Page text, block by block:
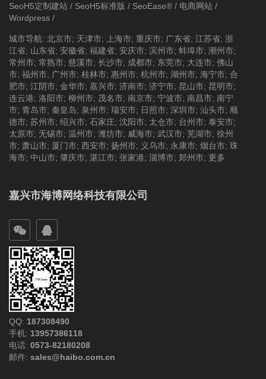
SeoH5定制建站 / SeoH5标准版 / SeoEase® / 电商网站 /
Wordpress /
城市导航: 北京市; 天津市; 上海市; 重庆市; 广东省; 江苏省; 浙
江省; 山东省; 安徽省; 福建省; 安庆市; 滨州市; 蚌埠市; 潮州市;
常州市; 常熟市; 慈溪市; 长沙市; 成都市; 东莞市; 大连市; 佛山
市; 福州市; 广州市; 桂林市; 惠州市; 杭州市; 湖州市; 海宁市; 合
肥市; 江阴市; 金华市; 嘉兴市; 济南市; 济宁市; 昆山市; 昆明市;
连云港; 洛阳市; 柳州市; 茂名市; 南京市; 宁波市; 南昌市; 南宁
市; 青岛市; 秦皇岛; 泉州市; 瑞安市; 日照市; 深圳市; 汕头市; 顺
德市; 苏州市; 绍兴市; 石家庄; 沈阳市; 太仓市; 台州市; 泰安市;
太原市; 无锡市; 温州市; 潍坊市; 威海市; 武汉市; 芜湖市; 徐州
市; 萧山市; 厦门市; 西安市; 扬州市; 义乌市; 永康市; 烟台市; 珠
海市; 中山市; 肇庆市; 湛江市; 张家港; 淄博市; 郑州市; 更多
嘉兴市海博网络科技有限公司
QQ: 187308490
手机: 13957386118
电话: 0573-82180208
邮件: sales@haibo.com.cn